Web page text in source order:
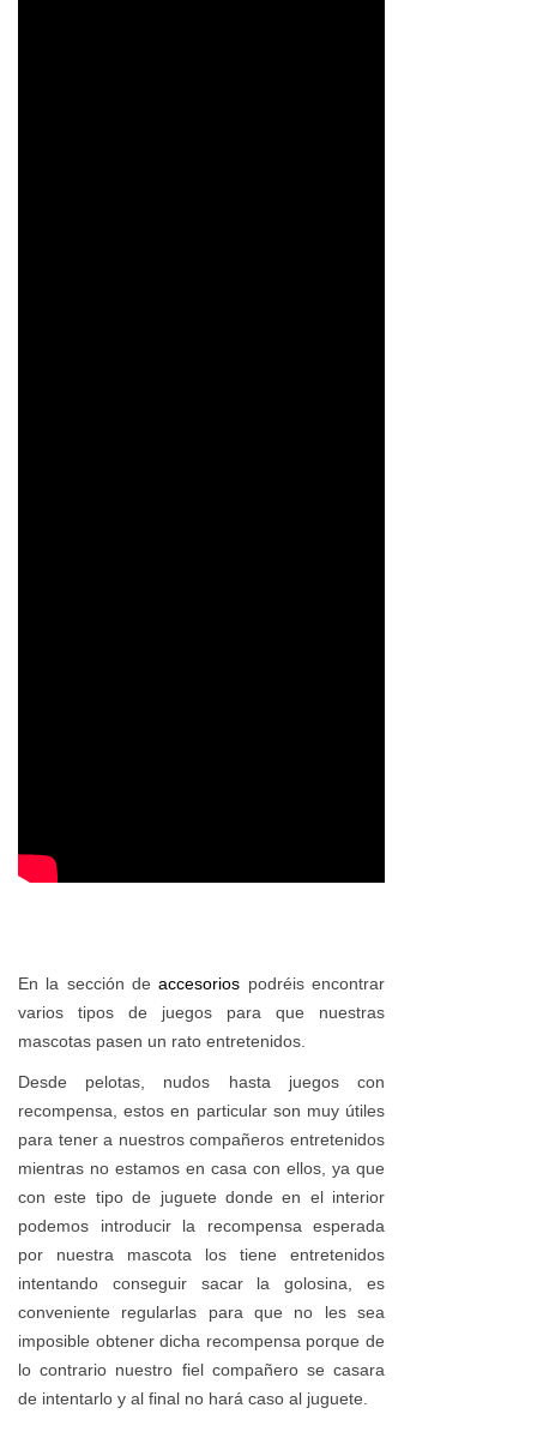
En la sección deaccesorios podréis encontrar
varios tipos de juegos para que nuestras
mascotas pasen un rato entretenidos.
Desde pelotas, nudos hasta juegos con
recompensa, estos en particular son muy útiles
para tener a nuestros compañeros entretenidos
mientras no estamos en casa con ellos, ya que
con este tipo de juguete donde en el interior
podemos introducir la recompensa esperada
por nuestra mascota los tiene entretenidos
intentando conseguir sacar la golosina, es
conveniente regularlas para que no les sea
imposible obtener dicha recompensa porque de
lo contrario nuestro fiel compañero se casara
de intentarlo y al final no hará caso al juguete.